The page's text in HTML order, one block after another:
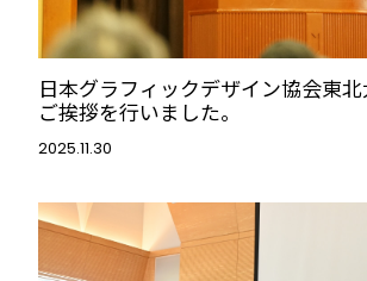
日本グラフィックデザイン協会東
ご挨拶を行いました。
2025.11.30